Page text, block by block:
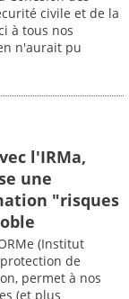
civile et de la
à tous nos
n'aurait pu
l'IRMa,
une
"risques
(Institut
de
permet à nos
(et plus